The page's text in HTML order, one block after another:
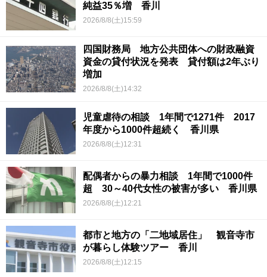
純益35％増 香川
2026/8/8(土)15:59
四国財務局 地方公共団体への財政融資
資金の貸付状況を発表 貸付額は2年ぶり
増加
2026/8/8(土)14:32
児童虐待の相談 1年間で1271件 2017
年度から1000件超続く 香川県
2026/8/8(土)12:31
配偶者からの暴力相談 1年間で1000件
超 30～40代女性の被害が多い 香川県
2026/8/8(土)12:21
都市と地方の「二地域居住」 観音寺市
が暮らし体験ツアー 香川
2026/8/8(土)12:15